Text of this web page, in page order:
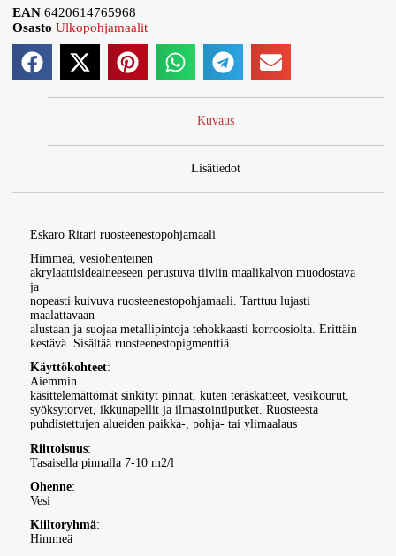
EAN6420614765968
Osasto Ulkopohjamaalit
Kuvaus
Lisätiedot
Eskaro Ritari ruosteenestopohjamaali
Himmeä, vesiohenteinen
akrylaattisideaineeseen perustuva tiiviin maalikalvon muodostava
ja
nopeasti kuivuva ruosteenestopohjamaali. Tarttuu lujasti
maalattavaan
alustaan ja suojaa metallipintoja tehokkaasti korroosiolta. Erittäin
kestävä. Sisältää ruosteenestopigmenttiä.
Käyttökohteet:
Aiemmin
käsittelemättömät sinkityt pinnat, kuten teräskatteet, vesikourut,
syöksytorvet, ikkunapellit ja ilmastointiputket. Ruosteesta
puhdistettujen alueiden paikka-, pohja- tai ylimaalaus
Riittoisuus:
Tasaisella pinnalla 7-10 m2/l
Ohenne:
Vesi
Kiiltoryhmä:
Himmeä